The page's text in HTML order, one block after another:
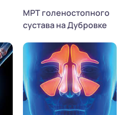
МРТ голеностопного
сустава на Дубровке